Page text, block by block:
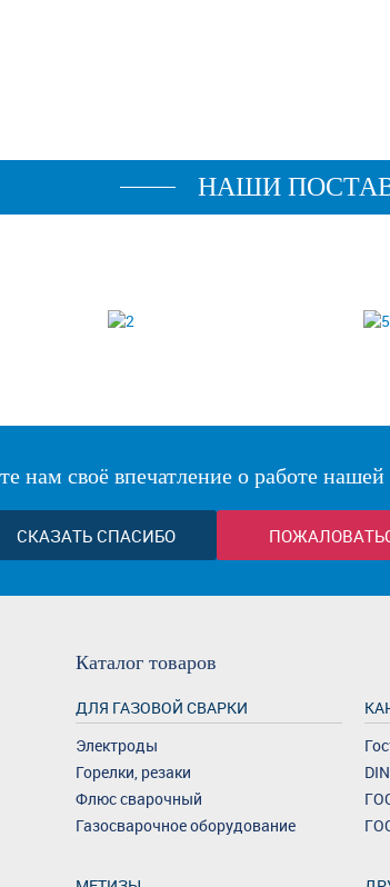
НАШИ
нам своё впечатление о работе
СКАЗАТЬ СПАСИБО
Каталог товаров
ДЛЯ ГАЗОВОЙ СВАРКИ
Электроды
Горелки, резаки
Флюс сварочный
Газосварочное оборудование